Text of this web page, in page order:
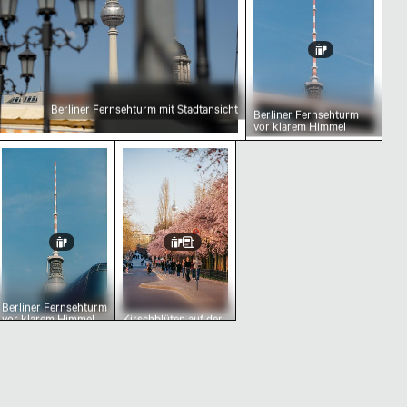
Berliner Fernsehturm mit Stadtansicht Berliner Fernsehturm
vor klarem Himmel
Himmelmit städtischem Vordergrund
Berliner Fernsehturm vor klarem Himmel
Berliner Fernsehturm
vor klarem Himmel
Kirschblüten auf der Schwedter
Kirschblüten auf der